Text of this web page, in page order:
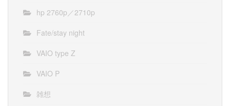
hp 2760p／2710p
Fate/stay night
VAIO type Z
VAIO P
雑想